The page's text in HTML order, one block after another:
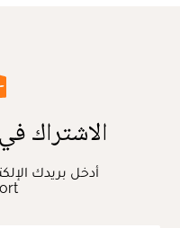
الاشتراك
أدخل بريدك